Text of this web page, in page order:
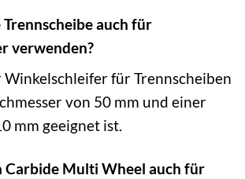
Trennscheibe auch für
verwenden?
Winkelschleifer für Trennscheiben
von 50 mm und einer
mm geeignet ist.
Carbide Multi Wheel auch für